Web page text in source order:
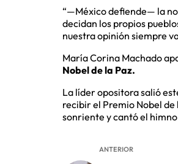
“—México defiende— la no
decidan los propios
nuestra opinión siempre
María Corina Machado
Nobel de la Paz.
La líder opositora salió
recibir el Premio Nobel de
sonriente y cantó el
ANTERIOR